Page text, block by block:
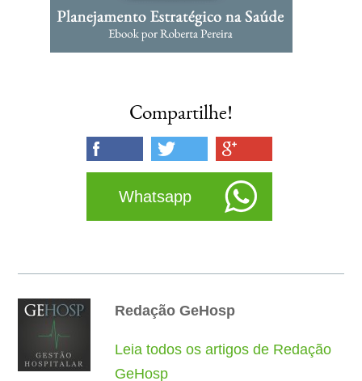
Compartilhe!
Whatsapp
Redação GeHosp
Leia todos os artigos de Redação
GeHosp